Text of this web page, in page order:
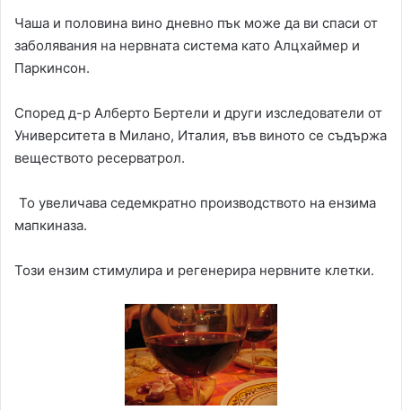
Чаша и половина вино дневно пък може да ви спаси от
заболявания на нервната система като Алцхаймер и
Паркинсон.
Според д-р Алберто Бертели и други изследователи от
Университета в Милано, Италия, във виното се съдържа
веществото ресерватрол.
То увеличава седемкратно производството на ензима
мапкиназа.
Този ензим стимулира и регенерира нервните клетки.